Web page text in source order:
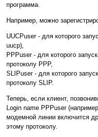
программа.
Например, можно
UUCPuser - для которого
uucp),
PPPuser - для которого
протоколу PPP,
SLIPuser - для которого
протоколу SLIP.
Теперь, если клиент,
Login name PPPuser
модемной линии включится
этому протоколу.